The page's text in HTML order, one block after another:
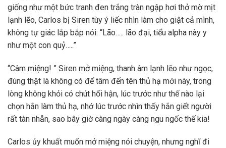
giống như một bức tranh đen trắng tràn ngập hơi thở mờ mịt
lạnh lẽo, Carlos bị Siren tùy ý liếc nhìn làm cho giật cả mình,
không tự giác lắp bắp nói: “Lão….. lão đại, tiểu alpha này y
như một con quỷ…..”
“Câm miệng! ” Siren mở miệng, thanh âm lạnh lẽo như ngọc,
đúng thật là không có để tâm đến tên thủ hạ mới này, trong
lòng không khỏi có chút hối hận, lúc trước như thế nào lại
chọn hắn làm thủ hạ, nhớ lúc trước nhìn thấy hắn giết người
rất tàn nhẫn, sao bây giờ càng ngày càng ngu ngốc thế kia!
Carlos ủy khuất muốn mở miệng nói chuyện, nhưng nghĩ đi